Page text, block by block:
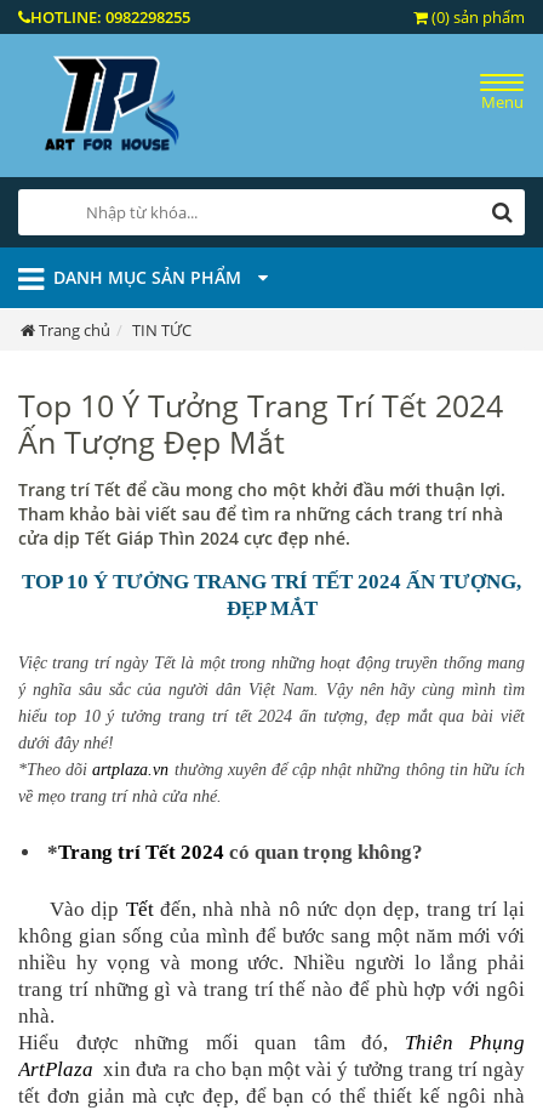
HOTLINE: 0982298255 (0) sản phẩm
Menu
DANH MỤC SẢN PHẨM
Trang chủ TIN TỨC
Top 10 Ý Tưởng Trang Trí Tết 2024
Ấn Tượng Đẹp Mắt
Trang trí Tết để cầu mong cho một khởi đầu mới thuận lợi.
Tham khảo bài viết sau để tìm ra những cách trang trí nhà
cửa dịp Tết Giáp Thìn 2024 cực đẹp nhé.
TOP 10 Ý TƯỞNG TRANG TRÍ TẾT 2024 ẤN TƯỢNG,
ĐẸP MẮT
Việc trang trí ngày Tết là một trong những hoạt động truyền thống mang
ý nghĩa sâu sắc của người dân Việt Nam. Vậy nên hãy cùng mình tìm
hiểu top 10 ý tưởng trang trí tết 2024 ấn tượng, đẹp mắt qua bài viết
dưới đây nhé!
*Theo dõiartplaza.vn thường xuyên để cập nhật những thông tin hữu ích
về mẹo trang trí nhà cửa nhé.
*Trang trí Tết 2024 có quan trọng không?
Vào dịp Tếtđến, nhà nhà nô nức dọn dẹp, trang trí lại
không gian sống của mình để bước sang một năm mới với
nhiều hy vọng và mong ước. Nhiều người lo lắng phải
trang trí những gì và trang trí thế nào để phù hợp với ngôi
nhà.
Hiểu được những mối quan tâm đó, Thiên Phụng
ArtPlaza xin đưa ra cho bạn một vài ý tưởng trang trí ngày
tết đơn giản mà cực đẹp, để bạn có thể thiết kế ngôi nhà